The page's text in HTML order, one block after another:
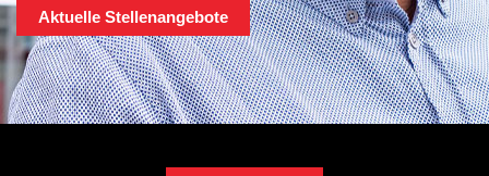
Aktuelle Stellenangebote